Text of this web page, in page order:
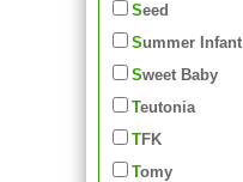
Seed
Summer Infant
Sweet Baby
Teutonia
TFK
Tomy